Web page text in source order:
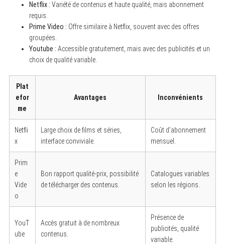
Netflix : Variété de contenus et haute qualité, mais abonnement
requis.
Prime Video : Offre similaire à Netflix, souvent avec des offres
groupées.
Youtube : Accessible gratuitement, mais avec des publicités et un
choix de qualité variable.
Plat
efor
me
Avantages Inconvénients
Netfli
x
Large choix de films et séries,
interface conviviale.
Coût d’abonnement
mensuel.
Prim
e
Vide
o
Bon rapport qualité-prix, possibilité
de télécharger des contenus.
Catalogues variables
selon les régions.
YouT
ube
Accès gratuit à de nombreux
contenus.
Présence de
publicités, qualité
variable.